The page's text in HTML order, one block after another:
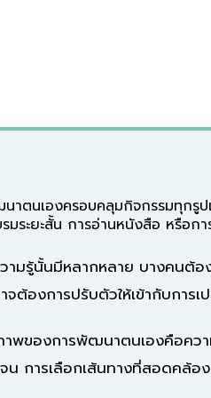
ตนเองครอบคลุมกิจกรรมทุกรูป
มระยะสั้น การอ่านหนังสือ หรือก
วามรู้นั้นมีหลากหลาย บางคน
ต้องการปรับตัวให้เข้ากับการ
ของการพัฒนาตนเองคือควา
น การเลือกเส้นทางที่สอดคล้อ